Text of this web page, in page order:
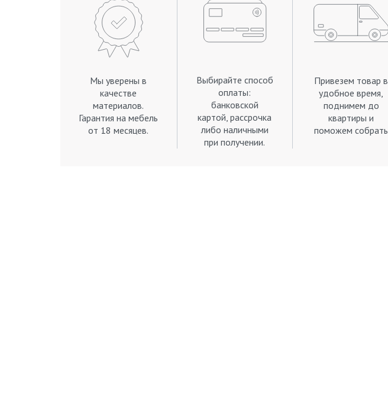
Мы уверены в
качестве
материалов.
Гарантия на мебель
от 18 месяцев.
Выбирайте способ
оплаты:
банковской
картой, рассрочка
либо наличными
при получении.
Привезем товар в
удобное время,
поднимем до
квартиры и
поможем собрать